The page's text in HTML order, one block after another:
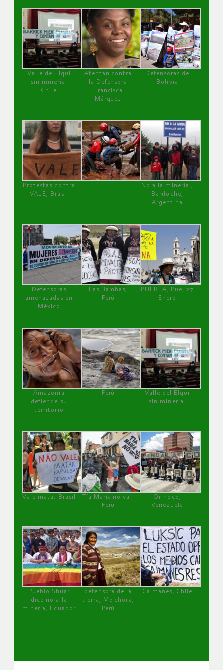
Valle de Elqui
sin minería.
Chile
Atentan contra
la Defensora
Francisca
Márquez
Defensoras de
Bolivia
Protestas contra
VALE, Brasil
No a la minería ,
Bariloche,
Argentina
Defensoras
amenazadas en
México
Las Bambas,
Perú
PUEBLA, Pue, 27
Enero
Amazonía
defiende su
territorio
Perú
Valle del Elqui
sin minería.
Vale mata, Brasil
Tía María no va !
Perú
Orinoco,
Venezuela
Pueblo Shuar
dice no a la
minería, Ecuador
defensora de la
tierra, Melchora,
Perú
Caimanes, Chile